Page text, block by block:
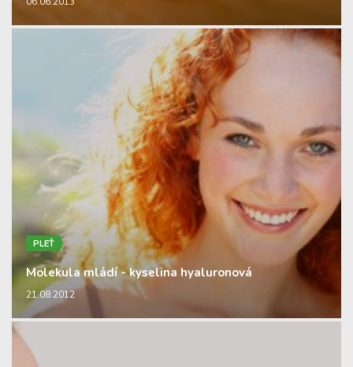
PLEŤ
Molekula mládí - kyselina hyaluronová
21.08.2012